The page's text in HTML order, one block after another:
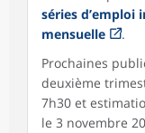
séries d’emploi
mensuelle
.
Prochaines
deuxième
7h30 et
le 3 novembre